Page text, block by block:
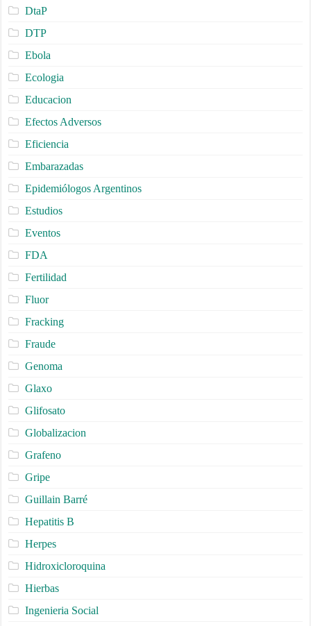
DtaP
DTP
Ebola
Ecologia
Educacion
Efectos Adversos
Eficiencia
Embarazadas
Epidemiólogos Argentinos
Estudios
Eventos
FDA
Fertilidad
Fluor
Fracking
Fraude
Genoma
Glaxo
Glifosato
Globalizacion
Grafeno
Gripe
Guillain Barré
Hepatitis B
Herpes
Hidroxicloroquina
Hierbas
Ingenieria Social